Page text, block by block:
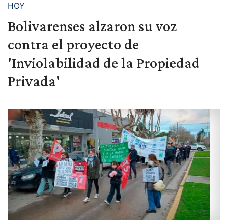
HOY
Bolivarenses alzaron su voz
contra el proyecto de
'Inviolabilidad de la Propiedad
Privada'